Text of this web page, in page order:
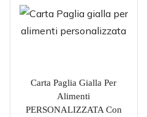
Carta Paglia Gialla Per
Alimenti
PERSONALIZZATA Con